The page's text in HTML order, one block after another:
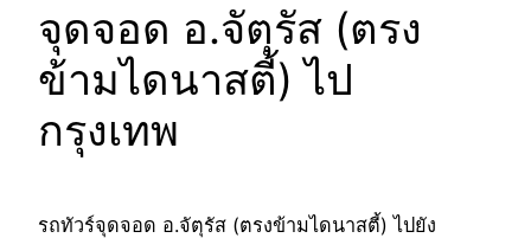
จุดจอด อ.จัตุรัส (ตรง
ข้ามไดนาสตี้) ไป
กรุงเทพ
รถทัวร์จุดจอด อ.จัตุรัส (ตรงข้ามไดนาสตี้) ไปยัง